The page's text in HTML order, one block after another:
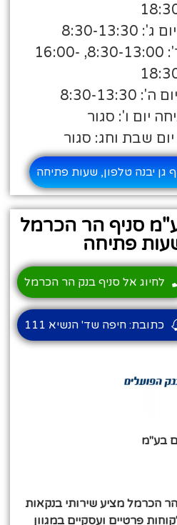
13:30
שעות פתיחה יום ד': 8:30-13:00, 16:00-
13:30
יום ו': סגור
שבת וחג: סגור
יבנה טלפון, שעות פתיחה
סניף הר הכרמל
פתיחה
בע"מ
הכרמל מציע שירותי בנקאות
פרטיים ועסקיים במגוון
לחיוג אל סניף בנק הר הכרמל
כתובת: חיפה שד' הנשיא 111